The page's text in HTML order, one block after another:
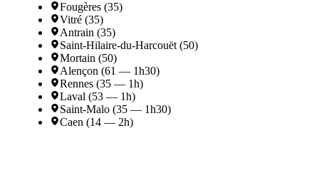
Fougères (35)
Vitré (35)
Antrain (35)
Saint-Hilaire-du-Harcouët (50)
Mortain (50)
Alençon (61 — 1h30)
Rennes (35 — 1h)
Laval (53 — 1h)
Saint-Malo (35 — 1h30)
Caen (14 — 2h)